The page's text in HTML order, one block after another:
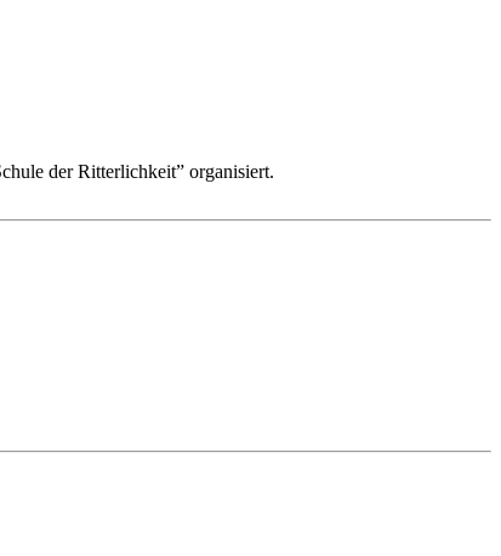
der Ritterlichkeit” organisiert.